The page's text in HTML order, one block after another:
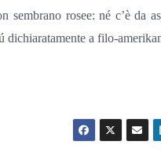
rosee: né c’è da
dichiaratamente a filo-